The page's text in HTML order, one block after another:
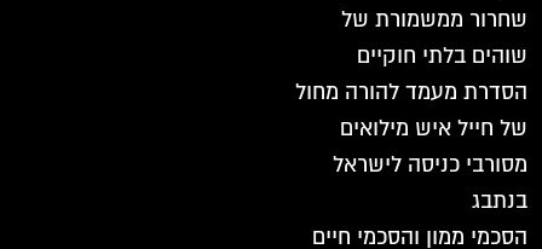
שחרור ממשמורת של
שוהים בלתי חוקיים
הסדרת מעמד להורה מחול
של חייל איש מילואים
מסורבי כניסה לישראל
בנתבג
הסכמי ממון והסכמי חיים